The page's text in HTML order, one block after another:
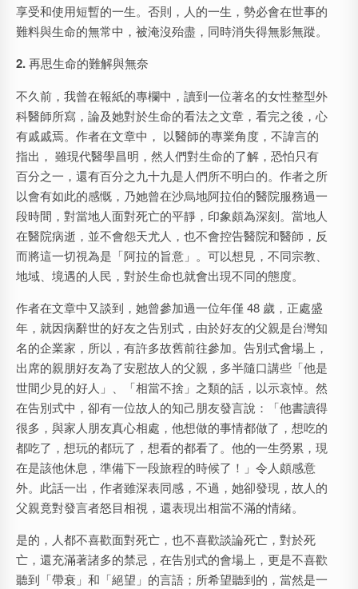
享受和使用短暫的一生。否則，人的一生，勢必會在世事的
難料與生命的無常中，被淹沒殆盡，同時消失得無影無蹤。
2.再思生命的難解與無奈
不久前，我曾在報紙的專欄中，讀到一位著名的女性整型外
科醫師所寫，論及她對於生命的看法之文章，看完之後，心
有戚戚焉。作者在文章中， 以醫師的專業角度，不諱言的
指出， 雖現代醫學昌明，然人們對生命的了解，恐怕只有
百分之一，還有百分之九十九是人們所不明白的。作者之所
以會有如此的感慨，乃她曾在沙烏地阿拉伯的醫院服務過一
段時間，對當地人面對死亡的平靜，印象頗為深刻。當地人
在醫院病逝，並不會怨天尤人，也不會控告醫院和醫師，反
而將這一切視為是「阿拉的旨意」。可以想見，不同宗教、
地域、境遇的人民，對於生命也就會出現不同的態度。
作者在文章中又談到，她曾參加過一位年僅 48 歲，正處盛
年，就因病辭世的好友之告別式，由於好友的父親是台灣知
名的企業家，所以，有許多故舊前往參加。告別式會場上，
出席的親朋好友為了安慰故人的父親，多半隨口講些「他是
世間少見的好人」、「相當不捨」之類的話，以示哀悼。然
在告別式中，卻有一位故人的知己朋友發言說：「他書讀得
很多，與家人朋友真心相處，他想做的事情都做了，想吃的
都吃了，想玩的都玩了，想看的都看了。他的一生勞累，現
在是該他休息，準備下一段旅程的時候了！」令人頗感意
外。此話一出，作者雖深表同感，不過，她卻發現，故人的
父親竟對發言者怒目相視，還表現出相當不滿的情緒。
是的，人都不喜歡面對死亡，也不喜歡談論死亡，對於死
亡，還充滿著諸多的禁忌，在告別式的會場上，更是不喜歡
聽到「帶衰」和「絕望」的言語；所希望聽到的，當然是一